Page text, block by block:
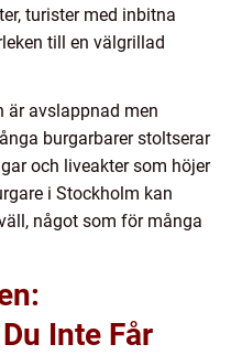
turister med inbitna
till en välgrillad
är avslappnad men
burgarbarer stoltserar
och liveakter som höjer
i Stockholm kan
något som för många
Inte Får